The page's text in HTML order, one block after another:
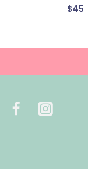
$45